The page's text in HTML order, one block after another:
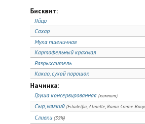
Бисквит:
Яйцо
Сахар
Мука пшеничная
Картофельный крахмал
Разрыхлитель
Какао, сухой порошок
Начинка:
Груша консервированная (компот)
Сыр, мягкий (Filadelfia, Almette, Rama Creme
Сливки (35%)